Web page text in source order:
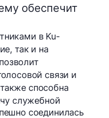
обеспечит
в Ku-
так и на
связи и
способна
служебной
соединилась